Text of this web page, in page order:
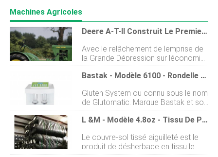
Machines Agricoles
Deere A-T-Il Construit Le Premier Tracteur Utilitaire ?
Avec le relâchement de lemprise de
la Grande Dépression sur léconomie
agricole et le sentiment que des
temps meilleurs reviendraient, John
années 1930 de développer un
tracteur qui plairait aux petites
fermes et aux exploitations de
camions-jardins. En 1935, Deere a
entrepris de créer un petit, tracteur
utilitaire abordable basé sur le
modèle B, lun des tracteurs les plus
Bastak - Modèle 6100 - Rondelle Gluten
Gluten System ou connu sous le nom
de Glutomatic. Marque Bastak et son
modèle est le 6100. Il est utilisé pour
déterminer la quantité de gluten
et de farine en extrayant le gluten
humide. La quantité de gluten humide
L &M - Modèle 4.8oz - Tissu De Paysage Tissé Aiguilleté Très Résistant Restrictor Vendu En Rouleaux Commerciaux De 250'
Le couvre-sol tissé aiguilleté est le
produit de désherbage en tissu le